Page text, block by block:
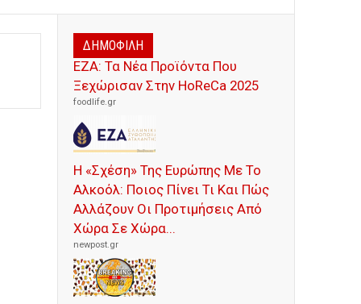
ΔΗΜΟΦΙΛΗ
ΕΖΑ: Τα Νέα Προϊόντα Που
Ξεχώρισαν Στην HoReCa 2025
foodlife.gr
Η «Σχέση» Της Ευρώπης Με Το
Αλκοόλ: Ποιος Πίνει Τι Και Πώς
Αλλάζουν Οι Προτιμήσεις Από
Χώρα Σε Χώρα...
newpost.gr